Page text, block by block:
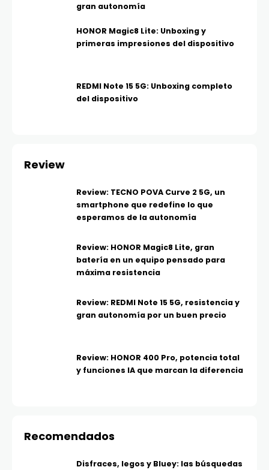
gran autonomía
HONOR Magic8 Lite: Unboxing y
primeras impresiones del dispositivo
REDMI Note 15 5G: Unboxing completo
del dispositivo
Review
Review: TECNO POVA Curve 2 5G, un
smartphone que redefine lo que
esperamos de la autonomía
Review: HONOR Magic8 Lite, gran
batería en un equipo pensado para
máxima resistencia
Review: REDMI Note 15 5G, resistencia y
gran autonomía por un buen precio
Review: HONOR 400 Pro, potencia total
y funciones IA que marcan la diferencia
Recomendados
Disfraces, legos y Bluey: las búsquedas